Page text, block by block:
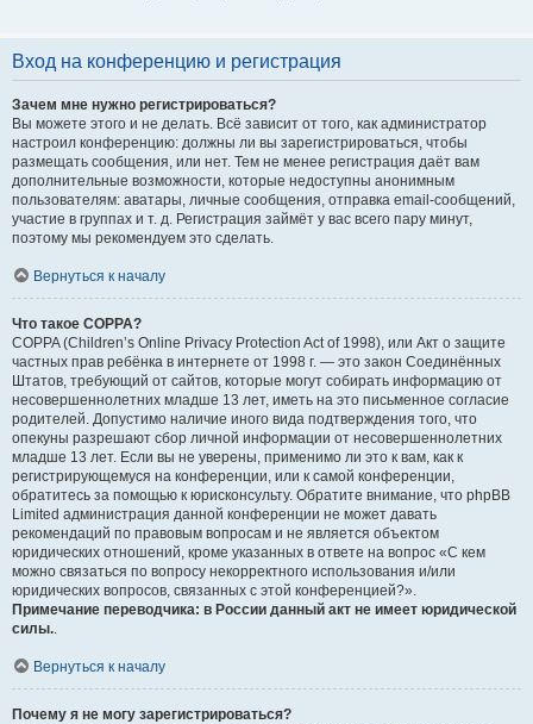
Вход на конференцию и регистрация
Зачем мне нужно регистрироваться?
Вы можете этого и не делать. Всё зависит от того, как администратор
настроил конференцию: должны ли вы зарегистрироваться, чтобы
размещать сообщения, или нет. Тем не менее регистрация даёт вам
дополнительные возможности, которые недоступны анонимным
пользователям: аватары, личные сообщения, отправка email-сообщений,
участие в группах и т. д. Регистрация займёт у вас всего пару минут,
поэтому мы рекомендуем это сделать.
Вернуться к началу
Что такое COPPA?
COPPA (Children’s Online Privacy Protection Act of 1998), или Акт о защите
частных прав ребёнка в интернете от 1998 г. — это закон Соединённых
Штатов, требующий от сайтов, которые могут собирать информацию от
несовершеннолетних младше 13 лет, иметь на это письменное согласие
родителей. Допустимо наличие иного вида подтверждения того, что
опекуны разрешают сбор личной информации от несовершеннолетних
младше 13 лет. Если вы не уверены, применимо ли это к вам, как к
регистрирующемуся на конференции, или к самой конференции,
обратитесь за помощью к юрисконсульту. Обратите внимание, что phpBB
Limited администрация данной конференции не может давать
рекомендаций по правовым вопросам и не является объектом
юридических отношений, кроме указанных в ответе на вопрос «С кем
можно связаться по вопросу некорректного использования и/или
юридических вопросов, связанных с этой конференцией?».
Примечание переводчика: в России данный акт не имеет юридической
силы..
Вернуться к началу
Почему я не могу зарегистрироваться?